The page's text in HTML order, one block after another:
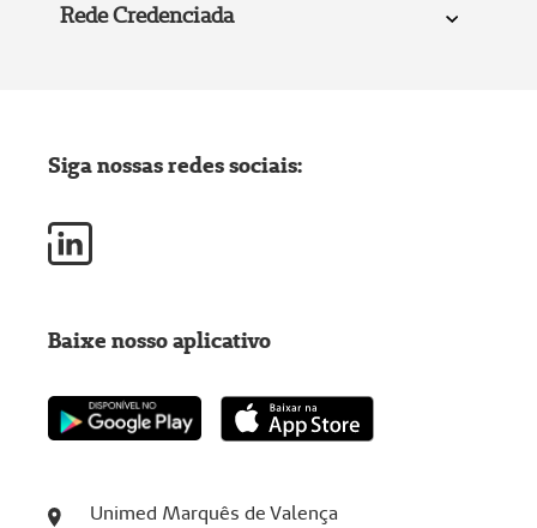
Rede Credenciada
Unimed Marquês de Valença
Siga nossas redes sociais:
Baixe nosso aplicativo